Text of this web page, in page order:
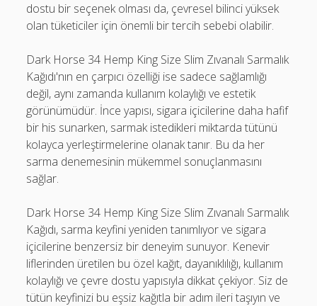
dostu bir seçenek olması da, çevresel bilinci yüksek
olan tüketiciler için önemli bir tercih sebebi olabilir.
Dark Horse 34 Hemp King Size Slim Zıvanalı Sarmalık
Kağıdı'nın en çarpıcı özelliği ise sadece sağlamlığı
değil, aynı zamanda kullanım kolaylığı ve estetik
görünümüdür. İnce yapısı, sigara içicilerine daha hafif
bir his sunarken, sarmak istedikleri miktarda tütünü
kolayca yerleştirmelerine olanak tanır. Bu da her
sarma denemesinin mükemmel sonuçlanmasını
sağlar.
Dark Horse 34 Hemp King Size Slim Zıvanalı Sarmalık
Kağıdı, sarma keyfini yeniden tanımlıyor ve sigara
içicilerine benzersiz bir deneyim sunuyor. Kenevir
liflerinden üretilen bu özel kağıt, dayanıklılığı, kullanım
kolaylığı ve çevre dostu yapısıyla dikkat çekiyor. Siz de
tütün keyfinizi bu eşsiz kağıtla bir adım ileri taşıyın ve